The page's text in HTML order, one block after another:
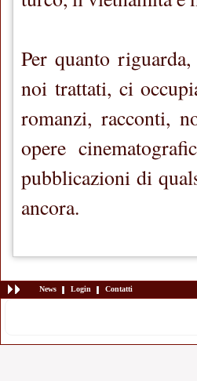
Per quanto
noi trattati, ci
romanzi, racconti,
opere
pubblicazioni di
ancora.
News Login Contatti